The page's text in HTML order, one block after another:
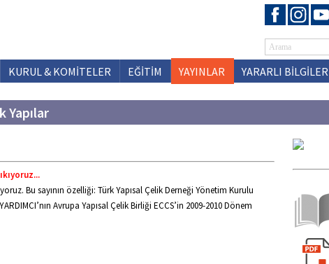
KURUL & KOMİTELER EĞİTİM YAYINLAR YARARLI BİLGİLER
Yapılar
Bu sayının özelliği: Türk Yapısal Çelik Derneği Yönetim Kurulu
Avrupa Yapısal Çelik Birliği ECCS’in 2009-2010 Dönem